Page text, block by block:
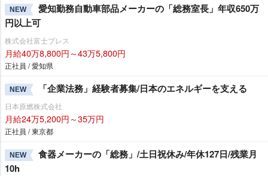
NEW
愛知勤務自動車部品メーカーの「総務室長」年収650万
円以上可
株式会社富士プレス
月給40万8,800円～43万5,800円
正社員 / 愛知県
NEW 「企業法務」経験者募集/日本のエネルギーを支える
日本原燃株式会社
月給24万5,200円～35万円
正社員 / 東京都
NEW
食器メーカーの「総務」/土日祝休み/年休127日/残業月
10h